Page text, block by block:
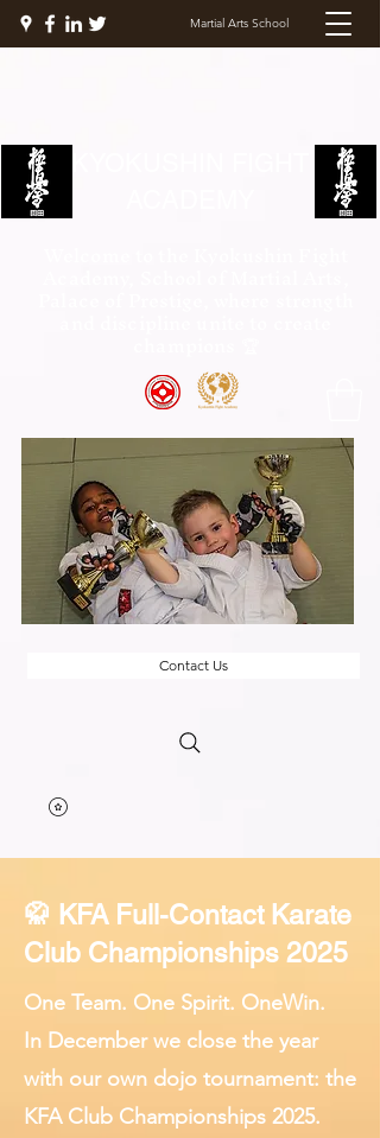
Martial Arts School
Contact Us
🥋 KFA Full-Contact Karate
Club Championships 2025
One Team. One Spirit. OneWin.
In December we close the year
with our own dojo tournament: the
KFA Club Championships 2025.